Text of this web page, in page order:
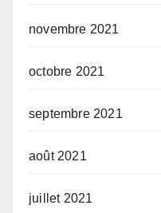
novembre 2021
octobre 2021
septembre 2021
août 2021
juillet 2021